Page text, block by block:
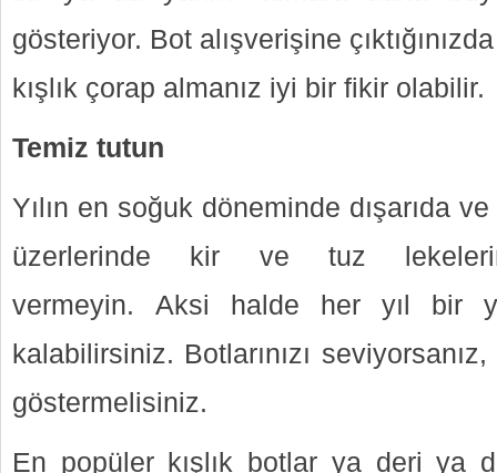
gösteriyor. Bot alışverişine
kışlık çorap almanız iyi bir fikir olabilir.
Temiz tutun
Yılın en soğuk döneminde dışarıda
üzerlerinde kir ve tuz
vermeyin. Aksi halde her yıl bir
kalabilirsiniz. Botlarınızı
göstermelisiniz.
En popüler kışlık botlar ya deri ya